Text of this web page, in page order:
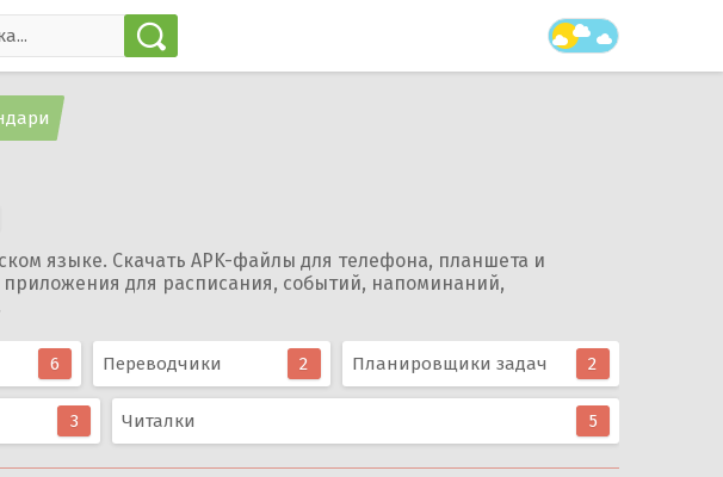
языке. Скачать APK-файлы для телефона, планшета и
для расписания, событий, напоминаний,
6 Переводчики 2 Планировщики задач 2
3 Читалки 5